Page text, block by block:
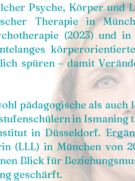
Psyche, Körper und
Therapie in
(2023) und in
spüren – damit
pädagogische als auch
in Ismaning
in Düsseldorf.
(LLL) in München von
Blick für
geschärft.